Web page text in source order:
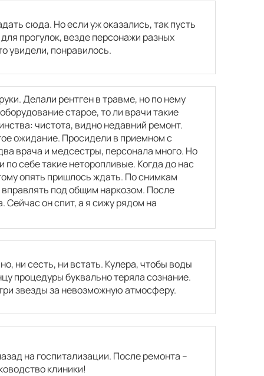
сюда. Но если уж оказались, так пусть
прогулок, везде персонажи разных
увидели, понравилось.
Делали рентген в травме, но по нему
старое, то ли врачи такие
чистота, видно недавний ремонт.
ожидание. Просидели в приемном с
врача и медсестры, персонала много. Но
себе такие неторопливые. Когда до нас
опять пришлось ждать. По снимкам
под общим наркозом. После
Сейчас он спит, а я сижу рядом на
ни сесть, ни встать. Кулера, чтобы воды
процедуры буквально теряла сознание.
звезды за невозможную атмосферу.
на госпитализации. После ремонта –
клиники!